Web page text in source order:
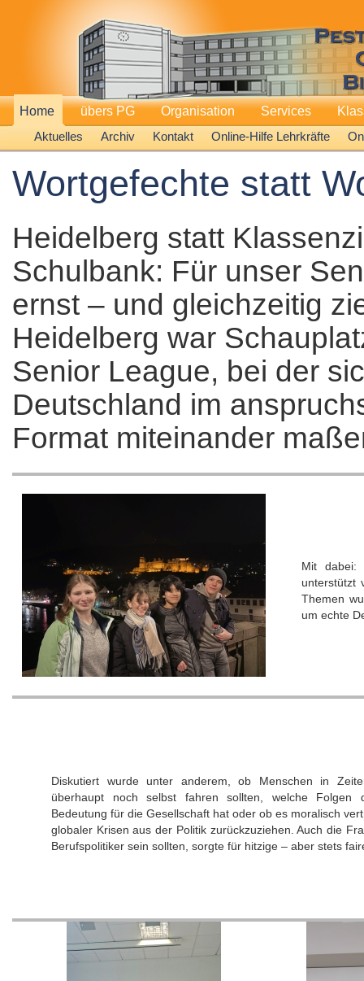
Home
Aktuelles
Archiv Kontakt Online-Hilfe Lehrkräfte
übers PG Organisation Services
Wortgefechte statt
Heidelberg statt
Schulbank: Für unser
ernst – und gleichzeitig
Heidelberg war
Senior League, bei der
Deutschland im
Format miteinander
Mit dabei:
unterstützt
Themen
um echte
Diskutiert wurde unter anderem, ob Menschen in
überhaupt noch selbst fahren sollten, welche Folgen
Bedeutung für die Gesellschaft hat oder ob es moralisch
globaler Krisen aus der Politik zurückzuziehen. Auch die
Berufspolitiker sein sollten, sorgte für hitzige – aber stets